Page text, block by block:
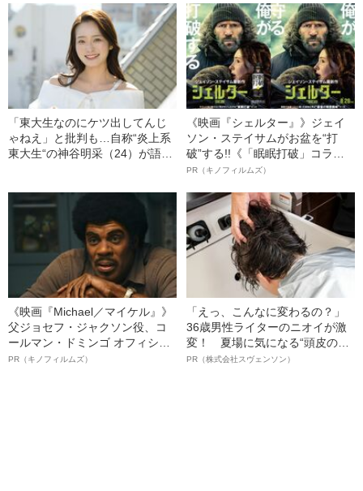
「東大生なのにケツ出してんじ
ゃねえ」と批判も…自称“炎上系
東大生“の神谷明采（24）が語
《映画『シェルター』》ジェイ
ソン・ステイサムがお盆を“打
破”する!!《「眠眠打破」コラ
ボ》
PR（キノフィルムズ）
《映画『Michael／マイケル』》
父ジョセフ・ジャクソン役、コ
ールマン・ドミンゴ オフィシャ
ルインタビュー“観客を魅了した
PR（キノフィルムズ）
「えっ、こんなに変わるの？」
36歳男性ライターのニオイが激
変！ 夏場に気になる“頭皮のニ
オイ”や“ベタつき”を解消す
PR（株式会社スヴェンソン）